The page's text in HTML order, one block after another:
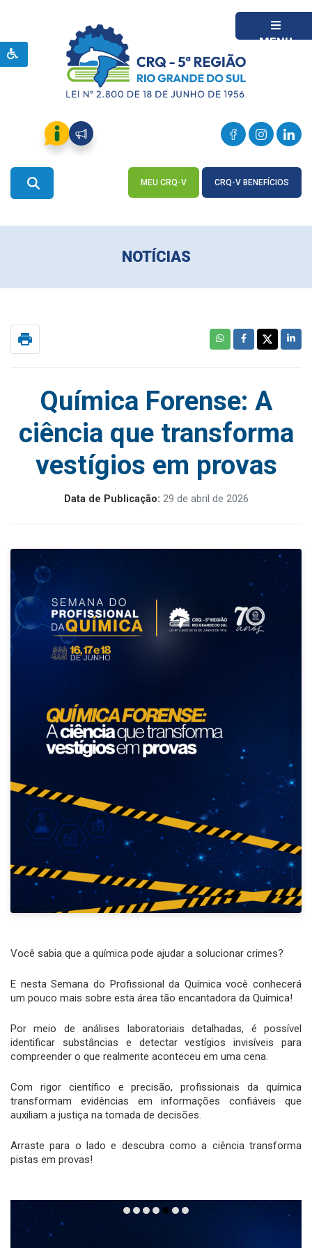
MENU
MEU CRQ-V CRQ-V BENEFÍCIOS
NOTÍCIAS
print
Química Forense: A
ciência que transforma
vestígios em provas
Data de Publicação: 29 de abril de 2026
Você sabia que a química pode ajudar a solucionar crimes?
E nesta Semana do Profissional da Química você conhecerá
um pouco mais sobre esta área tão encantadora da Química!
Por meio de análises laboratoriais detalhadas, é possível
identificar substâncias e detectar vestígios invisíveis para
compreender o que realmente aconteceu em uma cena.
Com rigor científico e precisão, profissionais da química
transformam evidências em informações confiáveis que
auxiliam a justiça na tomada de decisões.
Arraste para o lado e descubra como a ciência transforma
pistas em provas!